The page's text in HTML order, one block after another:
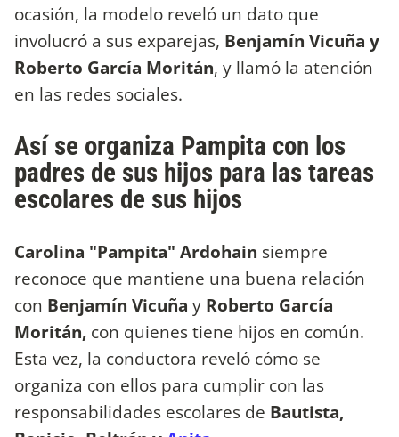
ocasión, la modelo reveló un dato que
involucró a sus exparejas, Benjamín Vicuña y
Roberto García Moritán, y llamó la atención
en las redes sociales.
Así se organiza Pampita con los
padres de sus hijos para las tareas
escolares de sus hijos
Carolina "Pampita" Ardohain siempre
reconoce que mantiene una buena relación
con Benjamín Vicuña y Roberto García
Moritán, con quienes tiene hijos en común.
Esta vez, la conductora reveló cómo se
organiza con ellos para cumplir con las
responsabilidades escolares de Bautista,